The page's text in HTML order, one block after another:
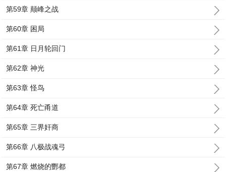
第59章 颠峰之战
第60章 困局
第61章 日月轮回门
第62章 神光
第63章 怪鸟
第64章 死亡甬道
第65章 三界奸商
第66章 八极战魂弓
第67章 燃烧的酆都